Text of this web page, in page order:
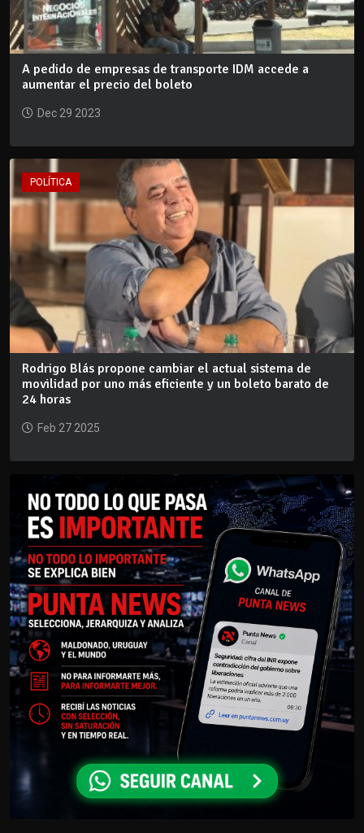
A pedido de empresas de transporte IDM accede a
aumentar el precio del boleto
Dec 29 2023
POLÍTICA
Rodrigo Blás propone cambiar el actual sistema de
movilidad por uno más eficiente y un boleto barato de
24 horas
Feb 27 2025